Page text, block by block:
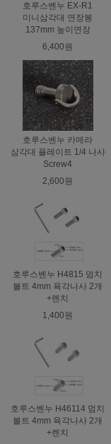
호루스벤누 EX-R1
미니삼각대 연장봉
137mm 높이연장
6,400원
호루스벤누 카메라
삼각대 플레이트 1/4 나사
Screw4
2,600원
호루스벤누 H4815 멈치
볼트 4mm 육각나사 2개
+렌치
1,400원
호루스벤누 H46114 멈치
볼트 4mm 육각나사 2개
+렌치